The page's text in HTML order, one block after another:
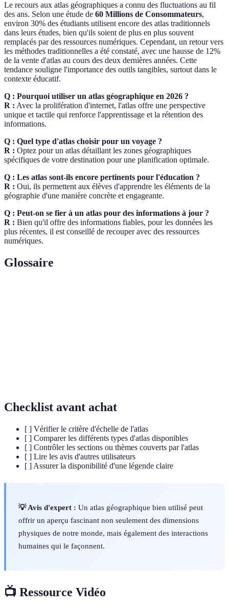
Le recours aux atlas géographiques a connu des fluctuations au fil
des ans. Selon une étude de 60 Millions de Consommateurs,
environ 30% des étudiants utilisent encore des atlas traditionnels
dans leurs études, bien qu'ils soient de plus en plus souvent
remplacés par des ressources numériques. Cependant, un retour vers
les méthodes traditionnelles a été constaté, avec une hausse de 12%
de la vente d'atlas au cours des deux dernières années. Cette
tendance souligne l'importance des outils tangibles, surtout dans le
contexte éducatif.
Q : Pourquoi utiliser un atlas géographique en 2026 ?
R : Avec la prolifération d'internet, l'atlas offre une perspective
unique et tactile qui renforce l'apprentissage et la rétention des
informations.
Q : Quel type d'atlas choisir pour un voyage ?
R : Optez pour un atlas détaillant les zones géographiques
spécifiques de votre destination pour une planification optimale.
Q : Les atlas sont-ils encore pertinents pour l'éducation ?
R : Oui, ils permettent aux élèves d'apprendre les éléments de la
géographie d'une manière concrète et engageante.
Q : Peut-on se fier à un atlas pour des informations à jour ?
R : Bien qu'il offre des informations fiables, pour les données les
plus récentes, il est conseillé de recouper avec des ressources
numériques.
Glossaire
Checklist avant achat
[ ] Vérifier le critère d'échelle de l'atlas
[ ] Comparer les différents types d'atlas disponibles
[ ] Contrôler les sections ou thèmes couverts par l'atlas
[ ] Lire les avis d'autres utilisateurs
[ ] Assurer la disponibilité d'une légende claire
💡 Avis d'expert : Un atlas géographique bien utilisé peut
offrir un aperçu fascinant non seulement des dimensions
physiques de notre monde, mais également des interactions
humaines qui le façonnent.
📺 Ressource Vidéo